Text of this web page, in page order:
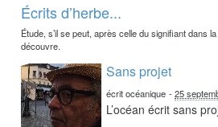
Écrits d’herbe...
Étude, s’il se peut, après celle du signifiant dans la
découvre.
Sans projet
écrit océanique -25
L’océan écrit sans